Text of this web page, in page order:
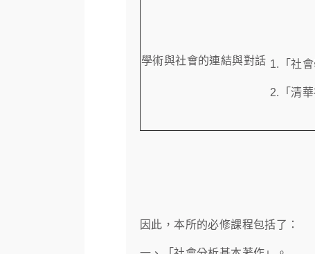
學術與社會的連結與對話 1.「社
2.「清
因此，本所的必修課程包括了：